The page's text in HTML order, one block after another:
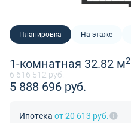
Планировка На этаже
1-комнатная 32.82 м2
6 616 512 руб.
5 888 696 руб.
Ипотека от 20 613 руб.